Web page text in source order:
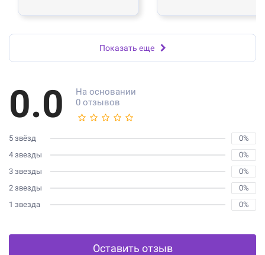
Показать еще
0.0
На основании
0 отзывов
5 звёзд
0%
4 звезды
0%
3 звезды
0%
2 звезды
0%
1 звезда
0%
Оставить отзыв